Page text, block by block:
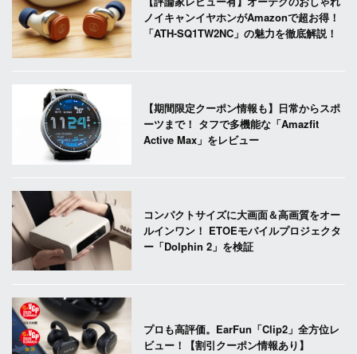
ノイキャンイヤホンがAmazonで超お得！
「ATH-SQ1TW2NC」の魅力を徹底解説！
【期間限定クーポン情報も】日常からスポ
ーツまで！ タフで多機能な「Amazfit
Active Max」をレビュー
コンパクトサイズに大画面＆高画質をオー
ルインワン！ ETOEモバイルプロジェクタ
ー「Dolphin 2」を検証
プロも高評価。EarFun「Clip2」全方位レ
ビュー！【割引クーポン情報あり】